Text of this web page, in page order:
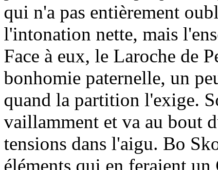
qui n'a pas entièrement
l'intonation nette, mais
Face à eux, le Laroche de
bonhomie paternelle, un
quand la partition l'exige.
vaillamment et va au bout
tensions dans l'aigu. Bo
éléments qui en feraient